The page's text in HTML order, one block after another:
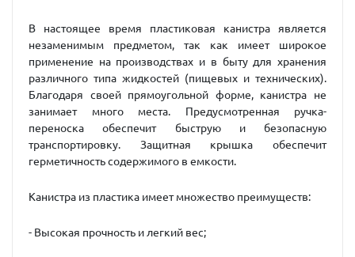
В настоящее время пластиковая канистра является
незаменимым предметом, так как имеет широкое
применение на производствах и в быту для хранения
различного типа жидкостей (пищевых и технических).
Благодаря своей прямоугольной форме, канистра не
занимает много места. Предусмотренная ручка-
переноска обеспечит быструю и безопасную
транспортировку. Защитная крышка обеспечит
герметичность содержимого в емкости.
Канистра из пластика имеет множество преимуществ:
- Высокая прочность и легкий вес;